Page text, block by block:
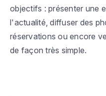
objectifs : présenter une
l'actualité, diffuser des
réservations ou encore
de façon très simple.